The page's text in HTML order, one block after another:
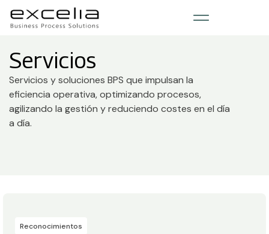
Servicios
Servicios y soluciones BPS que impulsan la
eficiencia operativa, optimizando procesos,
agilizando la gestión y reduciendo costes en el día
a día.
Reconocimientos